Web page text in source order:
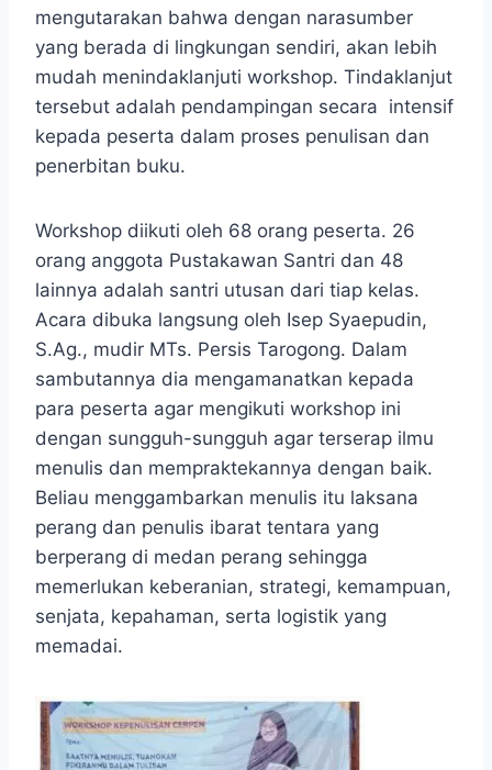
mengutarakan bahwa dengan narasumber
yang berada di lingkungan sendiri, akan lebih
mudah menindaklanjuti workshop. Tindaklanjut
tersebut adalah pendampingan secara intensif
kepada peserta dalam proses penulisan dan
penerbitan buku.
Workshop diikuti oleh 68 orang peserta. 26
orang anggota Pustakawan Santri dan 48
lainnya adalah santri utusan dari tiap kelas.
Acara dibuka langsung oleh Isep Syaepudin,
S.Ag., mudir MTs. Persis Tarogong. Dalam
sambutannya dia mengamanatkan kepada
para peserta agar mengikuti workshop ini
dengan sungguh-sungguh agar terserap ilmu
menulis dan mempraktekannya dengan baik.
Beliau menggambarkan menulis itu laksana
perang dan penulis ibarat tentara yang
berperang di medan perang sehingga
memerlukan keberanian, strategi, kemampuan,
senjata, kepahaman, serta logistik yang
memadai.